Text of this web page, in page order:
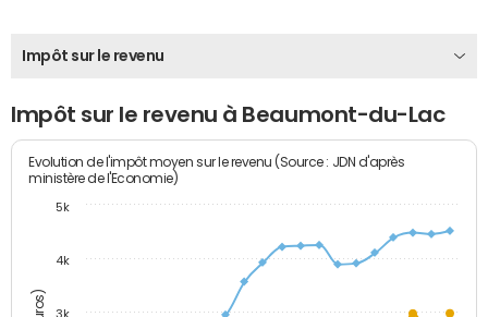
Impôt sur le revenu
Impôt sur le revenu à Beaumont-du-Lac
Evolution de l'impôt moyen sur le revenu (Source : JDN d'après
ministère de l'Economie)
4k
5k